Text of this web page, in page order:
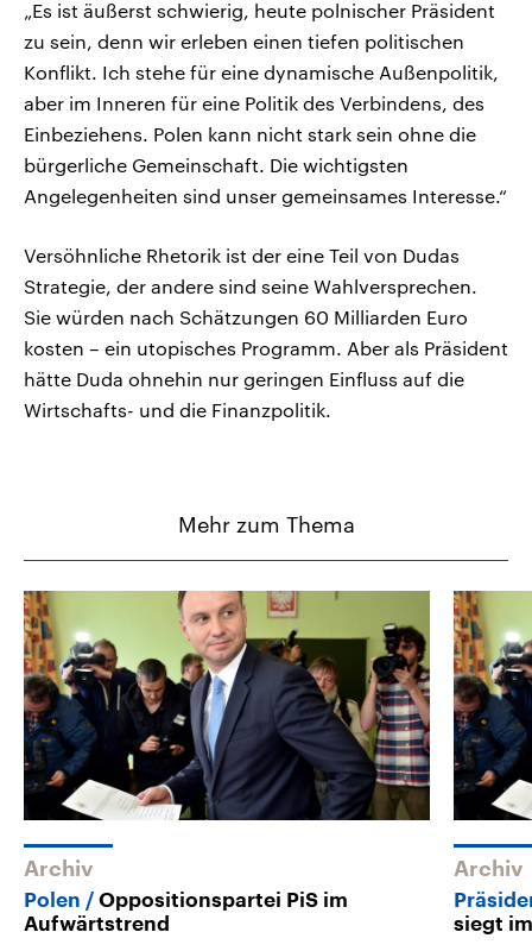
„Es ist äußerst schwierig, heute polnischer Präsident
zu sein, denn wir erleben einen tiefen politischen
Konflikt. Ich stehe für eine dynamische Außenpolitik,
aber im Inneren für eine Politik des Verbindens, des
Einbeziehens. Polen kann nicht stark sein ohne die
bürgerliche Gemeinschaft. Die wichtigsten
Angelegenheiten sind unser gemeinsames Interesse.“
Versöhnliche Rhetorik ist der eine Teil von Dudas
Strategie, der andere sind seine Wahlversprechen.
Sie würden nach Schätzungen 60 Milliarden Euro
kosten – ein utopisches Programm. Aber als Präsident
hätte Duda ohnehin nur geringen Einfluss auf die
Wirtschafts- und die Finanzpolitik.
Mehr zum Thema
Archiv
Polen
Oppositionspartei PiS im
Aufwärtstrend
Archiv
siegt